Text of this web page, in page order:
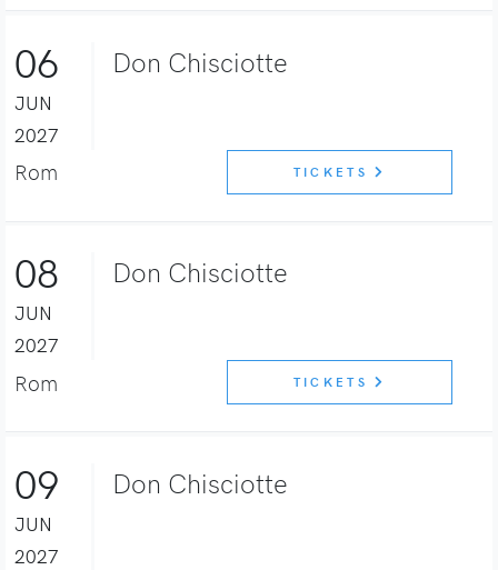
06
JUN
2027
Don Chisciotte
Rom TICKETS
08
JUN
2027
Don Chisciotte
Rom TICKETS
09
JUN
2027
Don Chisciotte